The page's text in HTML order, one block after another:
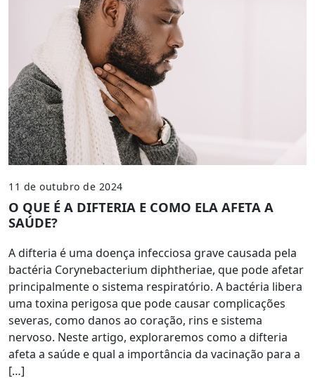
11 de outubro de 2024
O QUE É A DIFTERIA E COMO ELA AFETA A
SAÚDE?
A difteria é uma doença infecciosa grave causada pela
bactéria Corynebacterium diphtheriae, que pode afetar
principalmente o sistema respiratório. A bactéria libera
uma toxina perigosa que pode causar complicações
severas, como danos ao coração, rins e sistema
nervoso. Neste artigo, exploraremos como a difteria
afeta a saúde e qual a importância da vacinação para a
[…]